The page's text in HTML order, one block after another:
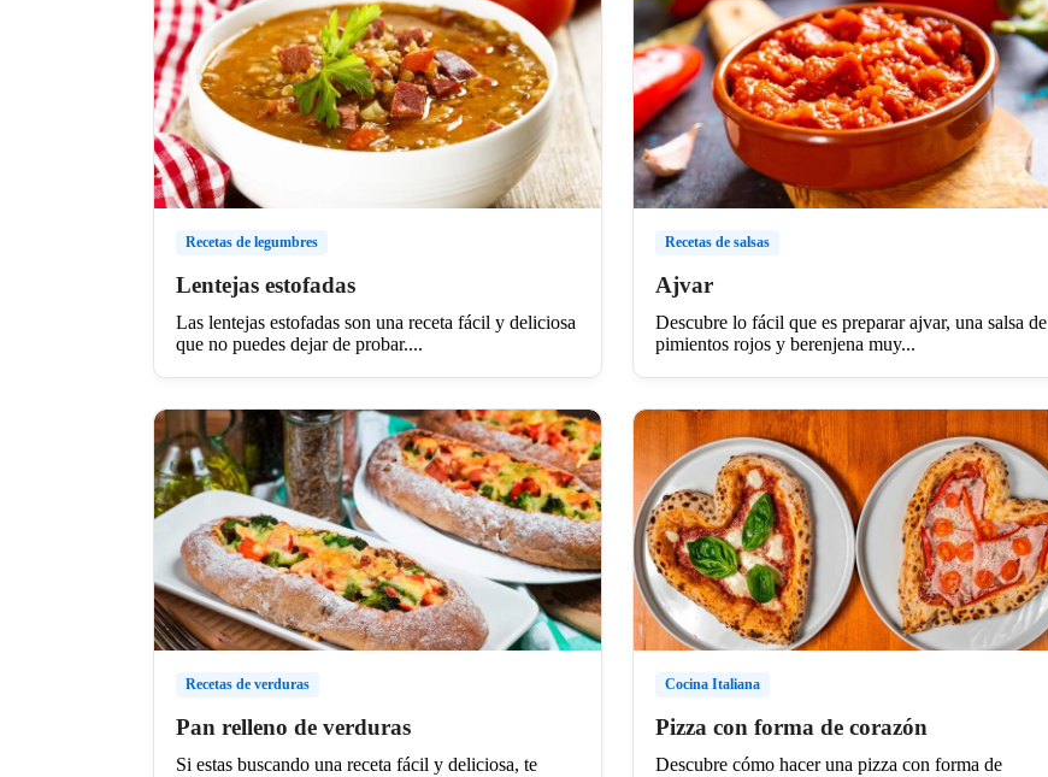
Recetas de legumbres
Lentejas estofadas
Las lentejas estofadas son una receta fácil y deliciosa
que no puedes dejar de probar....
Recetas de salsas
Ajvar
Descubre lo fácil que es preparar ajvar, una salsa de
pimientos rojos y berenjena muy...
Recetas de verduras
Pan relleno de verduras
Si estas buscando una receta fácil y deliciosa, te
Cocina Italiana
Pizza con forma de corazón
Descubre cómo hacer una pizza con forma de